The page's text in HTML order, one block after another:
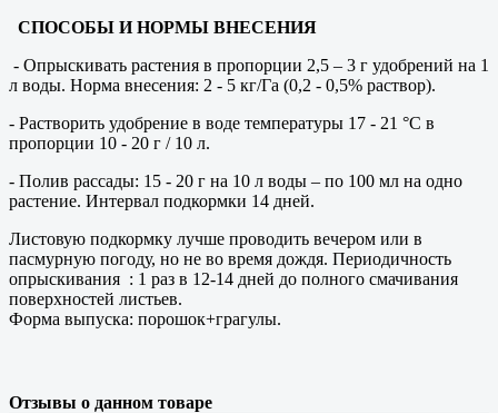
СПОСОБЫ И НОРМЫ ВНЕСЕНИЯ
- Опрыскивать растения в пропорции 2,5 – 3 г удобрений на 1
л воды. Норма внесения: 2 - 5 кг/Га (0,2 - 0,5% раствор).
- Растворить удобрение в воде температуры 17 - 21 °С в
пропорции 10 - 20 г / 10 л.
- Полив рассады: 15 - 20 г на 10 л воды – по 100 мл на одно
растение. Интервал подкормки 14 дней.
Листовую подкормку лучше проводить вечером или в
пасмурную погоду, но не во время дождя. Периодичность
опрыскивания : 1 раз в 12-14 дней до полного смачивания
поверхностей листьев.
Форма выпуска: порошок+грагулы.
Отзывы о данном товаре